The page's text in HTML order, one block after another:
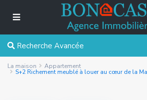
Recherche Avancée
La maison Appartement
S+2 Richement meublé à louer au cœur de la